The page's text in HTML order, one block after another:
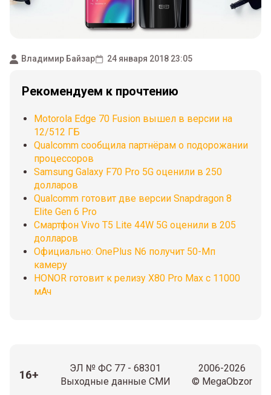
Владимир Байзар 24 января 2018 23:05
Рекомендуем к прочтению
Motorola Edge 70 Fusion вышел в версии на
12/512 ГБ
Qualcomm сообщила партнёрам о подорожании
процессоров
Samsung Galaxy F70 Pro 5G оценили в 250
долларов
Qualcomm готовит две версии Snapdragon 8
Elite Gen 6 Pro
Смартфон Vivo T5 Lite 44W 5G оценили в 205
долларов
Официально: OnePlus N6 получит 50-Мп
камеру
HONOR готовит к релизу X80 Pro Max с 11000
мАч
16+
ЭЛ № ФС 77 - 68301
Выходные данные СМИ
2006-2026
© MegaObzor